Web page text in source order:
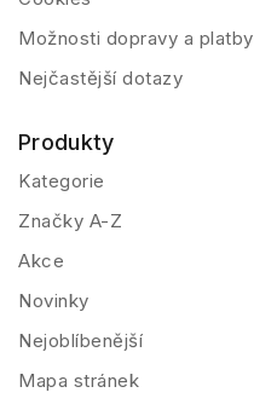
Možnosti dopravy a platby
Nejčastější dotazy
Produkty
Kategorie
Značky A-Z
Akce
Novinky
Nejoblíbenější
Mapa stránek